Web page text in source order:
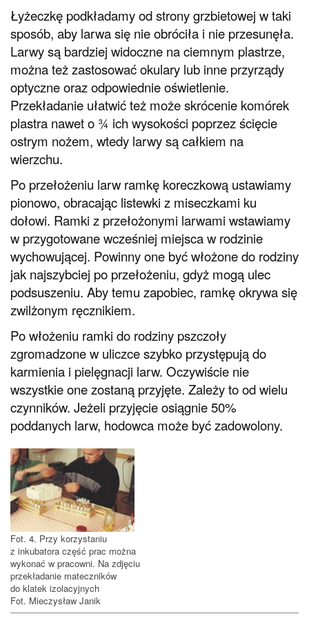
Łyżeczkę podkładamy od strony grzbietowej w taki
sposób, aby larwa się nie obróciła i nie przesunęła.
Larwy są bardziej widoczne na ciemnym plastrze,
można też zastosować okulary lub inne przyrządy
optyczne oraz odpowiednie oświetlenie.
Przekładanie ułatwić też może skrócenie komórek
plastra nawet o ¾ ich wysokości poprzez ścięcie
ostrym nożem, wtedy larwy są całkiem na
wierzchu.
Po przełożeniu larw ramkę koreczkową ustawiamy
pionowo, obracając listewki z miseczkami ku
dołowi. Ramki z przełożonymi larwami wstawiamy
w przygotowane wcześniej miejsca w rodzinie
wychowującej. Powinny one być włożone do rodziny
jak najszybciej po przełożeniu, gdyż mogą ulec
podsuszeniu. Aby temu zapobiec, ramkę okrywa się
zwilżonym ręcznikiem.
Po włożeniu ramki do rodziny pszczoły
zgromadzone w uliczce szybko przystępują do
karmienia i pielęgnacji larw. Oczywiście nie
wszystkie one zostaną przyjęte. Zależy to od wielu
czynników. Jeżeli przyjęcie osiągnie 50%
poddanych larw, hodowca może być zadowolony.
Fot. 4. Przy korzystaniu
z inkubatora część prac można
wykonać w pracowni. Na zdjęciu
przekładanie mateczników
do klatek izolacyjnych
Fot. Mieczysław Janik